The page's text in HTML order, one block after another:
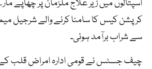
اسپتالوں میں زیر علاج ملزمان پر چھاپے
کرپشن کیس کا سامنا کرنے والے شرجیل
سے شراب برآمد ہوئی۔
چیف جسٹس نے قومی ادارہ امراض قلب کے